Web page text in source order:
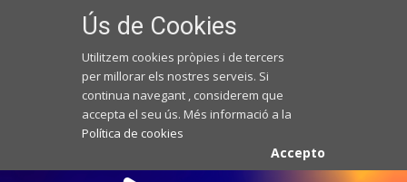
Ús de Cookies
Utilitzem cookies pròpies i de tercers
per millorar els nostres serveis. Si
continua navegant , considerem que
accepta el seu ús. Més informació a la
Política de cookies
Accepto